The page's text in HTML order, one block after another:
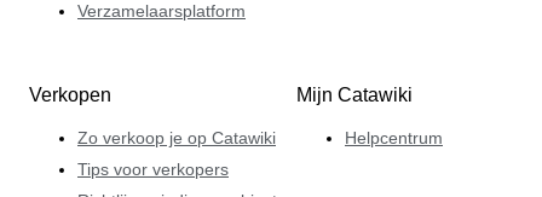
Verzamelaarsplatform
Verkopen
Zo verkoop je op Catawiki
Tips voor verkopers
Mijn Catawiki
Helpcentrum